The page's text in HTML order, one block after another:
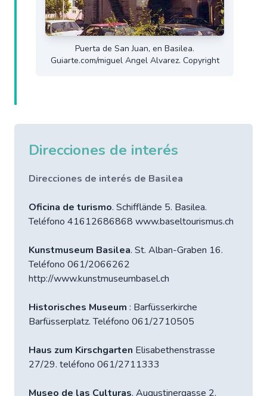
Puerta de San Juan, en Basilea.
Guiarte.com/miguel Angel Alvarez. Copyright
Direcciones de interés
Direcciones de interés de Basilea
Oficina de turismo. Schifflände 5. Basilea.
Teléfono 41612686868 www.baseltourismus.ch
Kunstmuseum Basilea. St. Alban-Graben 16.
Teléfono 061/2066262
http://www.kunstmuseumbasel.ch
Historisches Museum : Barfüsserkirche
Barfüsserplatz. Teléfono 061/2710505
Haus zum Kirschgarten Elisabethenstrasse
27/29. teléfono 061/2711333
Museo de las Culturas. Augustinergasse 2.